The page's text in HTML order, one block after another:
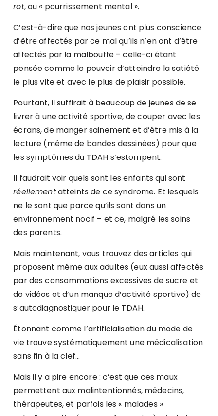
rot, ou « pourrissement mental ».
C’est-à-dire que nos jeunes ont plus conscience
d’être affectés par ce mal qu’ils n’en ont d’être
affectés par la malbouffe – celle-ci étant
pensée comme le pouvoir d’atteindre la satiété
le plus vite et avec le plus de plaisir possible.
Pourtant, il suffirait à beaucoup de jeunes de se
livrer à une activité sportive, de couper avec les
écrans, de manger sainement et d’être mis à la
lecture (même de bandes dessinées) pour que
les symptômes du TDAH s’estompent.
Il faudrait voir quels sont les enfants qui sont
réellementatteints de ce syndrome. Et lesquels
ne le sont que parce qu’ils sont dans un
environnement nocif – et ce, malgré les soins
des parents.
Mais maintenant, vous trouvez des articles qui
proposent même aux adultes (eux aussi affectés
par des consommations excessives de sucre et
de vidéos et d’un manque d’activité sportive) de
s’autodiagnostiquer pour le TDAH.
Étonnant comme l’artificialisation du mode de
vie trouve systématiquement une médicalisation
sans fin à la clef…
Mais il y a pire encore : c’est que ces maux
permettent aux malintentionnés, médecins,
thérapeutes, et parfois les « malades »